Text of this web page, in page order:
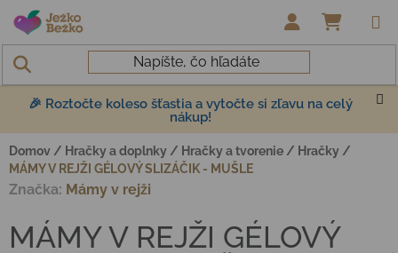
Prejsť na obsah
🎉 Roztočte koleso šťastia a vytočte si zľavu na celý
nákup!
Domov / Hračky a doplnky / Hračky a tvorenie / Hračky /
MÁMY V REJŽI GÉLOVÝ SLIZÁČIK - MUŠLE
MÁMY V REJŽI GÉLOVÝ
Značka: Mámy v rejži